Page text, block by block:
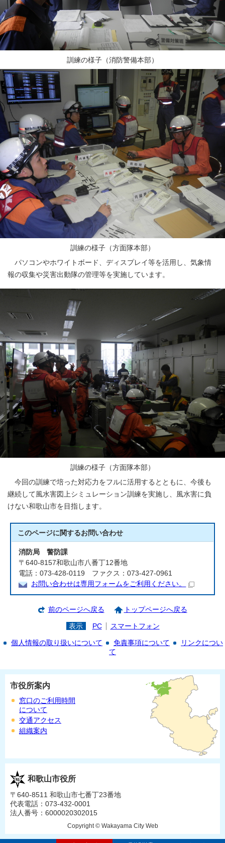
訓練の様子（消防警備本部）
訓練の様子（方面隊本部）
パソコンやホワイトボード、ディスプレイ等を活用し、気象情
報の収集や災害出動隊の管理等を実施しています。
訓練の様子（方面隊本部）
今回の訓練で培った対応力をフルに活用するとともに、今後も
継続して風水害図上シミュレーション訓練を実施し、風水害に負
けない和歌山市を目指します。
このページに関するお問い合わせ
消防局 警防課
〒640-8157和歌山市八番丁12番地
電話：073-428-0119 ファクス：073-427-0961
お問い合わせは専用フォームをご利用ください。
前のページへ戻る トップページへ戻る
表示 PC スマートフォン
個人情報の取り扱いについて 免責事項について
リンクについ
て
市役所案内
窓口のご利用時間
について
交通アクセス
組織案内
和歌山市役所
〒640-8511 和歌山市七番丁23番地
代表電話：073-432-0001
法人番号：6000020302015
Copyright © Wakayama City Web